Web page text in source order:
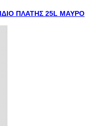
ΠΛΑΤΗΣ 25L ΜΑΥΡΟ